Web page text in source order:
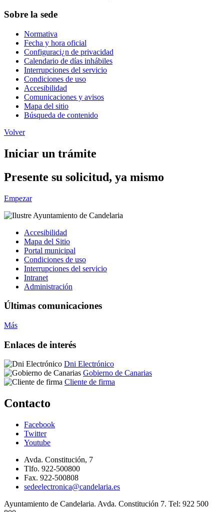
Sobre la sede
Normativa
Fecha y hora oficial
Configuraci¿n de privacidad
Calendario de días inhábiles
Interrupciones del servicio
Condiciones de uso
Accesibilidad
Comunicaciones y avisos
Mapa del sitio
Búsqueda de contenido
Volver
Iniciar un trámite
Presente su solicitud, ya mismo
Empezar
Accesibilidad
Mapa del Sitio
Portal municipal
Condiciones de uso
Interrupciones del servicio
Intranet
Administración
Últimas comunicaciones
Más
Enlaces de interés
Dni Electrónico
Gobierno de Canarias
Cliente de firma
Contacto
Facebook
Twitter
Youtube
Avda. Constitución, 7
Tlfo. 922-500800
Fax. 922-500808
sedeelectronica@candelaria.es
Ayuntamiento de Candelaria. Avda. Constitución 7. Tel: 922 500